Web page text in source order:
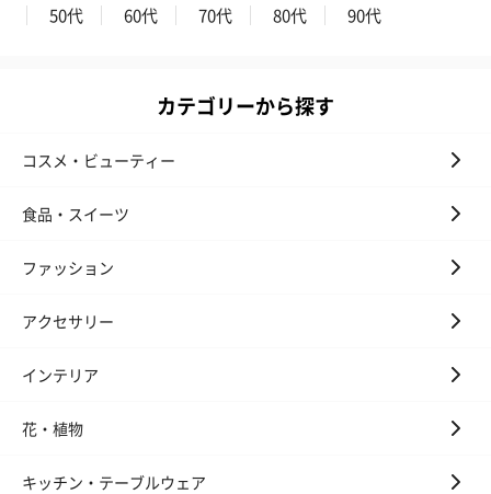
50代
60代 70代 80代 90代
カテゴリーから探す
コスメ・ビューティー
食品・スイーツ
ファッション
アクセサリー
インテリア
花・植物
キッチン・テーブルウェア